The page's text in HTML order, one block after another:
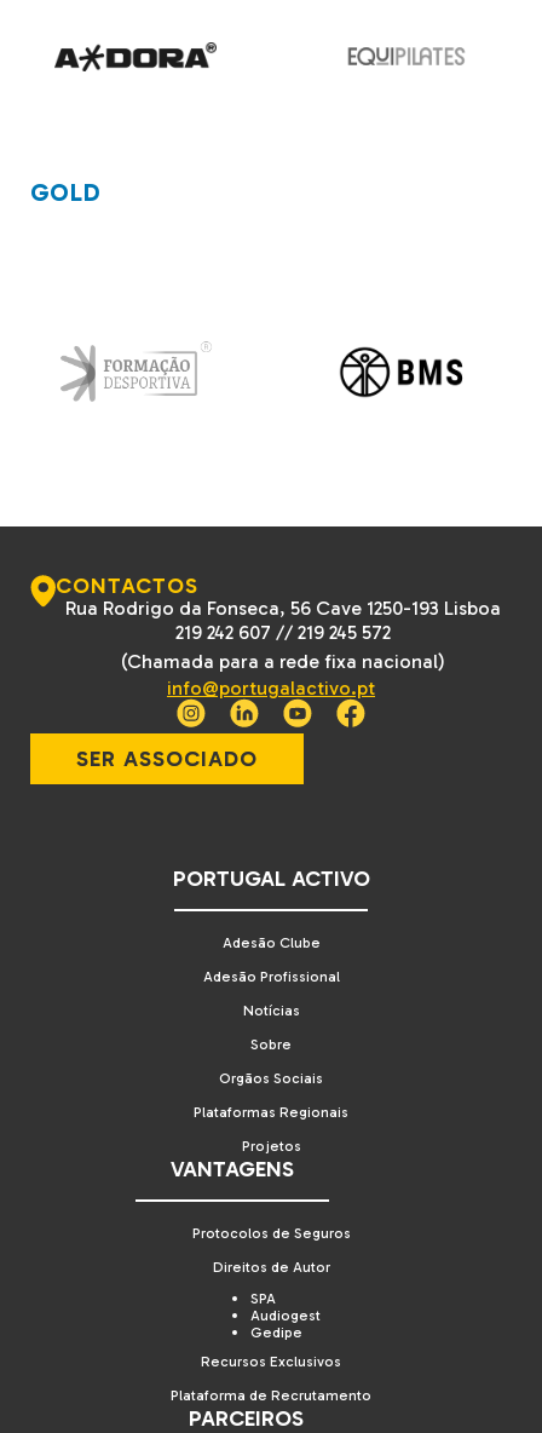
GOLD
CONTACTOS
Rua Rodrigo da Fonseca, 56 Cave 1250-193 Lisboa
219 242 607 //219 245 572
(Chamada para a rede fixa nacional)
info@portugalactivo.pt
SER ASSOCIADO
PORTUGAL ACTIVO
Adesão Clube
Adesão Profissional
Notícias
Sobre
Orgãos Sociais
Plataformas Regionais
Projetos
VANTAGENS
Protocolos de Seguros
Direitos de Autor
SPA
Audiogest
Gedipe
Recursos Exclusivos
Plataforma de Recrutamento
PARCEIROS